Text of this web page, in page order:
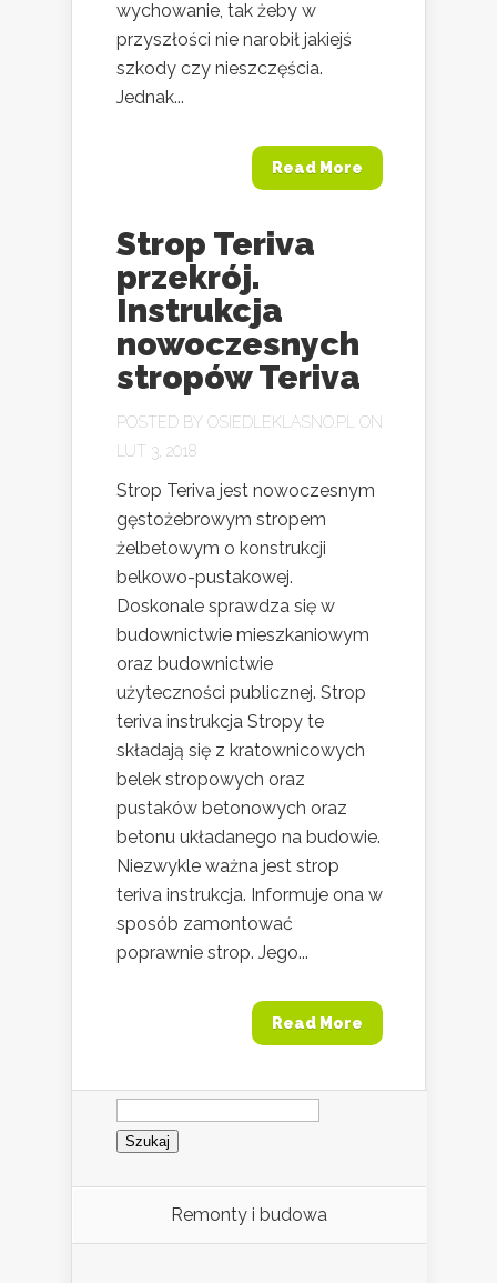
wychowanie, tak żeby w
przyszłości nie narobił jakiejś
szkody czy nieszczęścia.
Jednak...
Read More
Strop Teriva
przekrój.
Instrukcja
nowoczesnych
stropów Teriva
POSTED BY OSIEDLEKLASNO.PL ON
LUT 3, 2018
Strop Teriva jest nowoczesnym
gęstożebrowym stropem
żelbetowym o konstrukcji
belkowo-pustakowej.
Doskonale sprawdza się w
budownictwie mieszkaniowym
oraz budownictwie
użyteczności publicznej. Strop
teriva instrukcja Stropy te
składają się z kratownicowych
belek stropowych oraz
pustaków betonowych oraz
betonu układanego na budowie.
Niezwykle ważna jest strop
teriva instrukcja. Informuje ona w
sposób zamontować
poprawnie strop. Jego...
Read More
Szukaj:
Remonty i budowa